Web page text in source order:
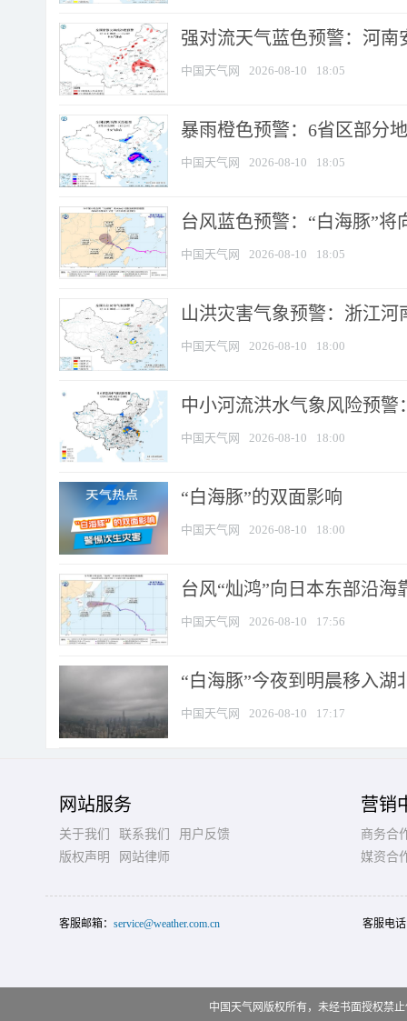
强对流天气蓝色预警：河南
中国天气网 2026-08-10 18:05
暴雨橙色预警：6省区部分
中国天气网 2026-08-10 18:05
台风蓝色预警：“白海豚”
中国天气网 2026-08-10 18:05
山洪灾害气象预警：浙江
中国天气网 2026-08-10 18:00
中小河流洪水气象风险预
中国天气网 2026-08-10 18:00
​“白海豚”的双面影响
中国天气网 2026-08-10 18:00
台风“灿鸿”向日本东部沿海
中国天气网 2026-08-10 17:56
“白海豚”今夜到明晨移入湖
中国天气网 2026-08-10 17:17
网站服务
关于我们 联系我们
用户反馈
版权声明
网站律师
营销
商务合
媒资合
客服邮箱： service@weather.com.cn 客服电
中国天气网版权所有，未经书面授权